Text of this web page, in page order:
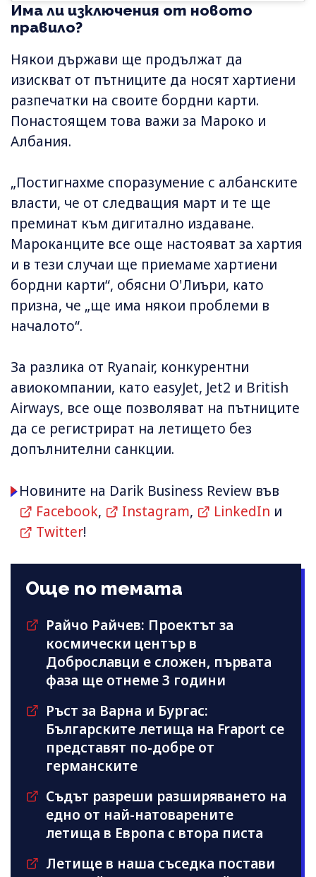
Има ли изключения от новото
правило?
Някои държави ще продължат да
изискват от пътниците да носят хартиени
разпечатки на своите бордни карти.
Понастоящем това важи за Мароко и
Албания.
„Постигнахме споразумение с албанските
власти, че от следващия март и те ще
преминат към дигитално издаване.
Мароканците все още настояват за хартия
и в тези случаи ще приемаме хартиени
бордни карти“, обясни О'Лиъри, като
призна, че „ще има някои проблеми в
началото“.
За разлика от Ryanair, конкурентни
авиокомпании, като easyJet, Jet2 и British
Airways, все още позволяват на пътниците
да се регистрират на летището без
допълнителни санкции.
Новините на Darik Business Review във
Facebook, Instagram, LinkedIn и
Twitter!
Още по темата
Райчо Райчев: Проектът за
космически център в
Доброславци е сложен, първата
фаза ще отнеме 3 години
Ръст за Варна и Бургас:
Българските летища на Fraport се
представят по-добре от
германските
Съдът разреши разширяването на
едно от най-натоварените
летища в Европа с втора писта
Летище в наша съседка постави